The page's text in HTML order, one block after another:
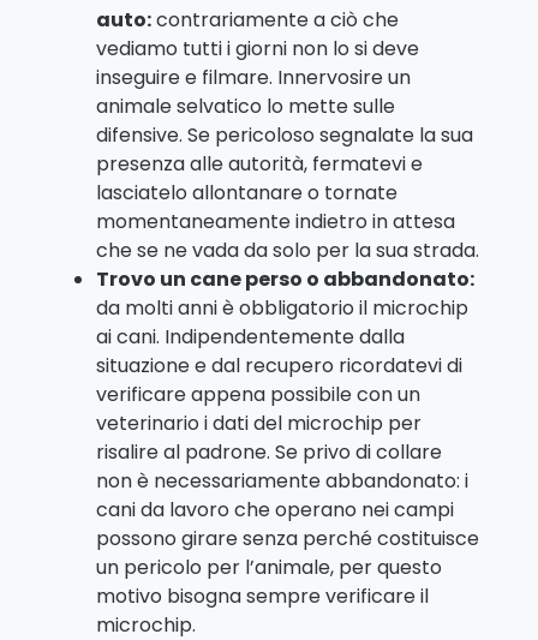
auto:contrariamente a ciò che
vediamo tutti i giorni non lo si deve
inseguire e filmare. Innervosire un
animale selvatico lo mette sulle
difensive. Se pericoloso segnalate la sua
presenza alle autorità, fermatevi e
lasciatelo allontanare o tornate
momentaneamente indietro in attesa
che se ne vada da solo per la sua strada.
Trovo un cane perso o abbandonato:
da molti anni è obbligatorio il microchip
ai cani. Indipendentemente dalla
situazione e dal recupero ricordatevi di
verificare appena possibile con un
veterinario i dati del microchip per
risalire al padrone. Se privo di collare
non è necessariamente abbandonato: i
cani da lavoro che operano nei campi
possono girare senza perché costituisce
un pericolo per l’animale, per questo
motivo bisogna sempre verificare il
microchip.